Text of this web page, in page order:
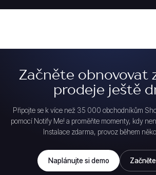
Začněte obnovovat
prodeje ještě
Připojte se k více než 35 000 obchodníkům
pomocí Notify Me! a proměňte momenty, kdy
Instalace zdarma, provoz během
Naplánujte si demo